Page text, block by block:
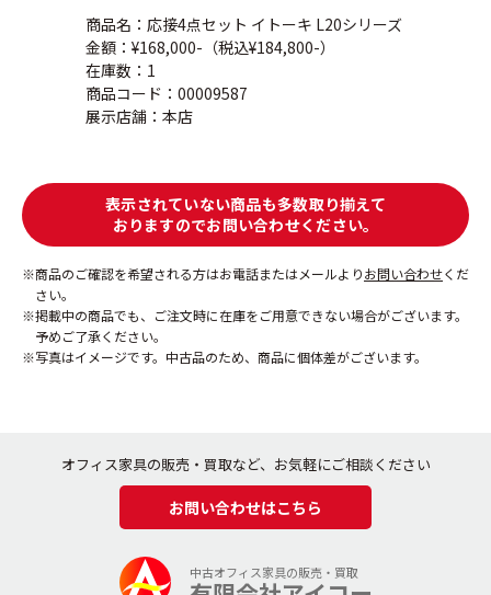
商品名：応接4点セット イトーキ L20シリーズ
金額：¥168,000-（税込¥184,800-）
在庫数：1
商品コード：00009587
展示店舗：本店
表示されていない商品も多数取り揃えて
おりますのでお問い合わせください。
商品のご確認を希望される方はお電話またはメールよりお問い合わせくだ
さい。
掲載中の商品でも、ご注文時に在庫をご用意できない場合がございます。
予めご了承ください。
写真はイメージです。中古品のため、商品に個体差がございます。
オフィス家具の販売・買取など、お気軽にご相談ください
お問い合わせはこちら
中古オフィス家具の販売・買取